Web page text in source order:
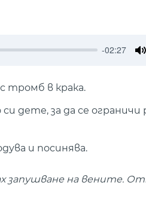
-02:27
тромб в крака.
дете, за да се ограничи
и посинява.
запушване на вените.